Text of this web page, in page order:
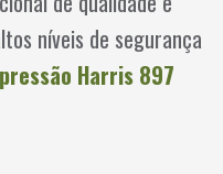
níveis de segurança
Harris 897